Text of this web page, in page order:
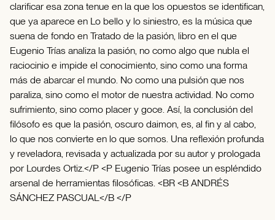
clarificar esa zona tenue en la que los opuestos se identifican,
que ya aparece en Lo bello y lo siniestro, es la música que
suena de fondo en Tratado de la pasión, libro en el que
Eugenio Trías analiza la pasión, no como algo que nubla el
raciocinio e impide el conocimiento, sino como una forma
más de abarcar el mundo. No como una pulsión que nos
paraliza, sino como el motor de nuestra actividad. No como
sufrimiento, sino como placer y goce. Así, la conclusión del
filósofo es que la pasión, oscuro daimon, es, al fin y al cabo,
lo que nos convierte en lo que somos. Una reflexión profunda
y reveladora, revisada y actualizada por su autor y prologada
por Lourdes Ortiz.</P <P Eugenio Trías posee un espléndido
arsenal de herramientas filosóficas. <BR <B ANDRÉS
SÁNCHEZ PASCUAL</B </P